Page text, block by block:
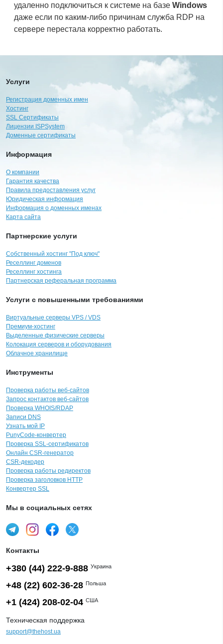
удаленно подключиться к системе на базе Windows
даже если по каким-либо причинам служба RDP на
сервере перестала корректно работать.
Услуги
Регистрация доменных имен
Хостинг
SSL Сертификаты
Лицензии ISPSystem
Доменные сертификаты
Информация
О компании
Гарантия качества
Правила предоставления услуг
Юридическая информация
Информация о доменных именах
Карта сайта
Партнерские услуги
Собственный хостинг "Под ключ"
Реселлинг доменов
Реселлинг хостинга
Партнерская реферальная программа
Услуги с повышенными требованиями
Виртуальные серверы VPS / VDS
Премиум-хостинг
Выделенные физические серверы
Колокация серверов и оборудования
Облачное хранилище
Инструменты
Проверка работы веб-сайтов
Запрос контактов веб-сайтов
Проверка WHOIS/RDAP
Записи DNS
Узнать мой IP
PunyCode-конвертер
Проверка SSL-сертификатов
Онлайн CSR-генератор
CSR-декодер
Проверка работы редиректов
Проверка заголовков HTTP
Конвертер SSL
Мы в социальных сетях
Контакты
+380 (44) 222-9-888 Украина
+48 (22) 602-36-28 Польша
+1 (424) 208-02-04 США
Техническая поддержка
support@thehost.ua